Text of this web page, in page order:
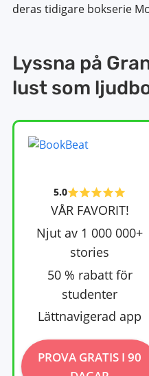
deras tidigare bokserie
Lyssna på
lust som
5.0
VÅR FAVORIT!
Njut av 1 000 000+
stories
50 % rabatt för
studenter
Lättnavigerad app
PROVA GRATIS I 90